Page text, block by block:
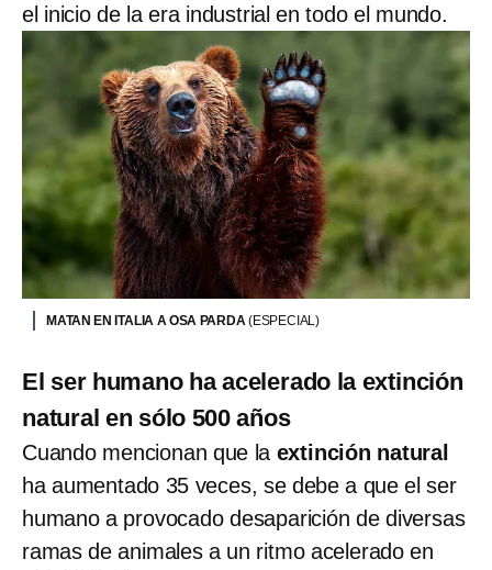
el inicio de la era industrial en todo el mundo.
MATAN EN ITALIA A OSA PARDA (ESPECIAL)
El ser humano ha acelerado la extinción
natural en sólo 500 años
Cuando mencionan que la extinción natural
ha aumentado 35 veces, se debe a que el ser
humano a provocado desaparición de diversas
ramas de animales a un ritmo acelerado en